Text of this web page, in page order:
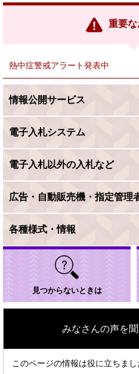
リ
重要
熱中症警戒アラート発表中
情報公開サービス
電子入札システム
電子入札以外の入札など
広告・自動販売機・指定管理
各種様式・情報
見つからないときは
みなさんの声を
このページの情報は役に立ちまし